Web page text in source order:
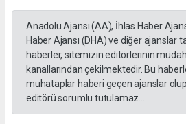
Anadolu Ajansı (AA), İhlas Haber
Haber Ajansı (DHA) ve diğer ajanslar
haberler, sitemizin editörlerinin
kanallarından çekilmektedir. Bu
muhataplar haberi geçen ajanslar
editörü sorumlu tutulamaz...